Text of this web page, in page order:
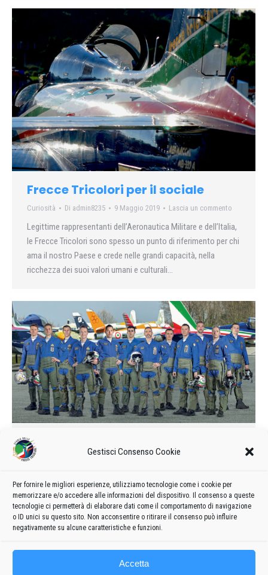
Gestisci Consenso Cookie
Per fornire le migliori esperienze, utilizziamo tecnologie come i cookie per
memorizzare e/o accedere alle informazioni del dispositivo. Il consenso a queste
tecnologie ci permetterà di elaborare dati come il comportamento di navigazione
o ID unici su questo sito. Non acconsentire o ritirare il consenso può influire
negativamente su alcune caratteristiche e funzioni.
Accetta
Frecce Tricolori per il sociale
Curiosità Di admin8235 9 Maggio 2019 Lascia un commento
Legittime rappresentanti dell’Aeronautica Militare e dell’Italia,
le Frecce Tricolori sono spesso un punto di riferimento per chi
ama il nostro Paese e crede nelle grandi capacità, nella
ricchezza dei suoi valori umani e culturali…
Calendario delle manifestazioni e
formazione del 2016
Formazione e calendario 2016 delle manifestazioni delle
Frecce Tricolori